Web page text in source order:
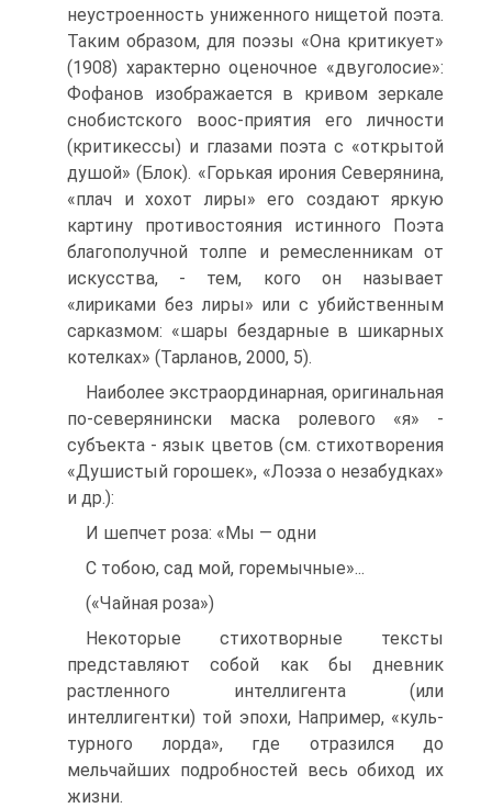
неустроенность униженного нищетой поэта.
Таким образом, для поэзы «Она критикует»
(1908) характерно оценочное «двуголосие»:
Фофанов изображается в кривом зеркале
снобистского воос-приятия его личности
(критикессы) и глазами поэта с «открытой
душой» (Блок). «Горькая ирония Северянина,
«плач и хохот лиры» его создают яркую
картину противостояния истинного Поэта
благополучной толпе и ремесленни­кам от
искусства, - тем, кого он называет
«лириками без лиры» или с убийст­венным
сарказмом: «шары бездарные в шикарных
котелках» (Тарланов, 2000, 5).
Наиболее экстраординарная, оригинальная
по-северянински маска роле­вого «я» -
субъекта - язык цветов (см. стихотворения
«Душистый горошек», «Лоэза о незабудках»
и др.):
И шепчет роза: «Мы — одни
С тобою, сад мой, горемычные»...
(«Чайная роза»)
Некоторые стихотворные тексты
представляют собой как бы дневник
растленного интеллигента (или
интеллигентки) той эпохи, Например, «куль­
турного лорда», где отразился до
мельчайших подробностей весь обиход их
жизни.